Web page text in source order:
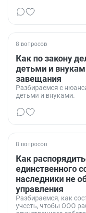
8 вопросов
Как по закону
детьми и
завещания
Разбираемся с
детьми и внуками.
8 вопросов
Как
единственного
наследники не
управления
Разбираемся, как
учесть, чтобы ООО